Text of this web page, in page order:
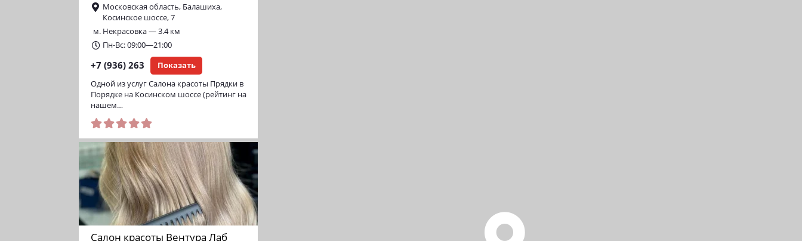
Московская область, Балашиха,
Косинское шоссе, 7
м. Некрасовка — 3.4 км
Пн-Вс: 09:00—21:00
+7 (936) 263 Показать
Одной из услуг Салона красоты Прядки в
Порядке на Косинском шоссе (рейтинг на
нашем…
Салон красоты Вентура Лаб